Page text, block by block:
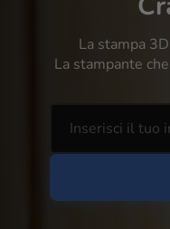
La stampa
La stampante